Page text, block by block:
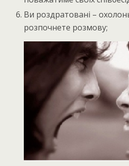
Ви роздратовані –
розпочнете розмову;